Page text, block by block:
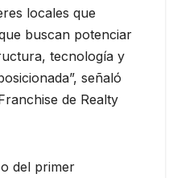
locales que
buscan potenciar
tecnología y
señaló
de Realty
del primer